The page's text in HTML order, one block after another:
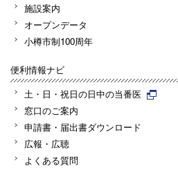
施設案内
オープンデータ
小樽市制100周年
便利情報ナビ
土・日・祝日の日中の当番医
窓口のご案内
申請書・届出書ダウンロード
広報・広聴
よくある質問